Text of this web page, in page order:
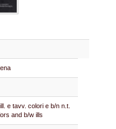
e tavv. colori e b/n n.t.
and b/w ills